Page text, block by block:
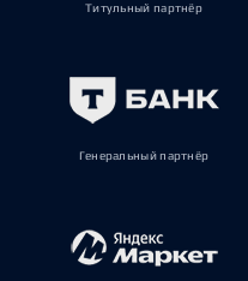
Титульный партнёр
Генеральный партнёр